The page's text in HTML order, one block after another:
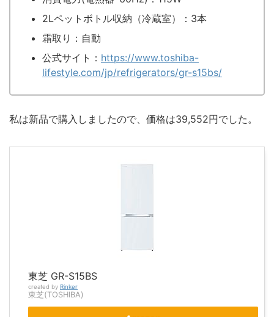
2Lペットボトル収納（冷蔵室）：3本
霜取り：自動
公式サイト： https://www.toshiba-
lifestyle.com/jp/refrigerators/gr-s15bs/
私は新品で購入しましたので、価格は39,552円でした。
東芝 GR-S15BS
created by Rinker
東芝(TOSHIBA)